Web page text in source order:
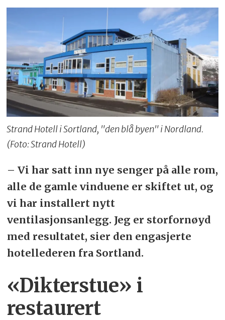
Strand Hotell i Sortland, "den blå byen" i Nordland.
(Foto: Strand Hotell)
– Vi har satt inn nye senger på alle rom,
alle de gamle vinduene er skiftet ut, og
vi har installert nytt
ventilasjonsanlegg. Jeg er storfornøyd
med resultatet, sier den engasjerte
hotellederen fra Sortland.
«Dikterstue» i
restaurert